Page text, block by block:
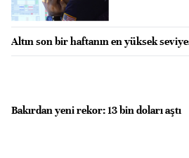
Altın son bir haftanın en yüksek
Bakırdan yeni rekor: 13 bin doları aştı